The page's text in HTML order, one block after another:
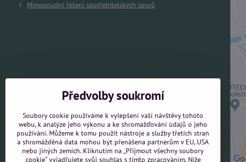
Mimosoudní řešení spotřebitelských sporů
Předvolby soukromí
Soubory cookie používáme k vylepšení vaší návštěvy tohoto
webu, k analýze jeho výkonu a ke shromažďování údajů o jeho
používání. Můžeme k tomu použít nástroje a služby třetích stran
a shromážděná data mohou být přenášena partnerům v EU, USA
nebo jiných zemích. Kliknutím na „Přijmout všechny soubory
cookie“ vyjadřujete svůj souhlas s tímto zpracováním. Níže